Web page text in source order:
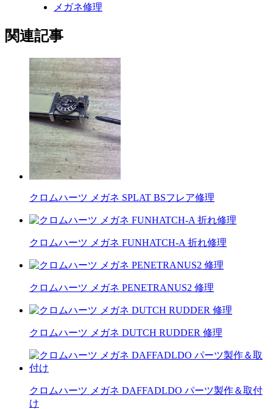
メガネ修理
関連記事
クロムハーツ メガネ SPLAT BSフレア修理
クロムハーツ メガネ FUNHATCH-A 折れ修理
クロムハーツ メガネ PENETRANUS2 修理
クロムハーツ メガネ DUTCH RUDDER 修理
クロムハーツ メガネ DAFFADLDO パーツ製作＆取付
け